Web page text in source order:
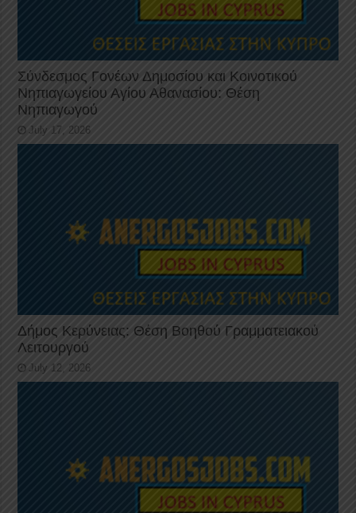
Σύνδεσμος Γονέων Δημοσίου και Κοινοτικού
Νηπιαγωγείου Αγίου Αθανασίου: Θέση
Νηπιαγωγού
July 17, 2026
Δήμος Κερύνειας: Θέση Βοηθού Γραμματειακού
Λειτουργού
July 12, 2026